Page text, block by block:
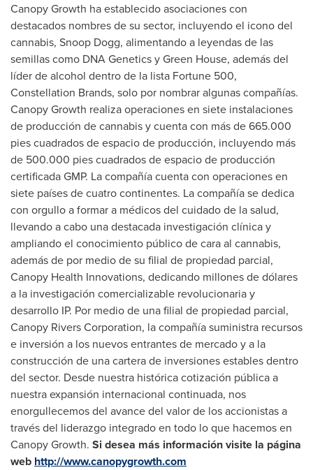
Canopy Growth ha establecido asociaciones con
destacados nombres de su sector, incluyendo el icono del
cannabis, Snoop Dogg, alimentando a leyendas de las
semillas como DNA Genetics y Green House, además del
líder de alcohol dentro de la lista Fortune 500,
Constellation Brands, solo por nombrar algunas compañías.
Canopy Growth realiza operaciones en siete instalaciones
de producción de cannabis y cuenta con más de 665.000
pies cuadrados de espacio de producción, incluyendo más
de 500.000 pies cuadrados de espacio de producción
certificada GMP. La compañía cuenta con operaciones en
siete países de cuatro continentes. La compañía se dedica
con orgullo a formar a médicos del cuidado de la salud,
llevando a cabo una destacada investigación clínica y
ampliando el conocimiento público de cara al cannabis,
además de por medio de su filial de propiedad parcial,
Canopy Health Innovations, dedicando millones de dólares
a la investigación comercializable revolucionaria y
desarrollo IP. Por medio de una filial de propiedad parcial,
Canopy Rivers Corporation, la compañía suministra recursos
e inversión a los nuevos entrantes de mercado y a la
construcción de una cartera de inversiones estables dentro
del sector. Desde nuestra histórica cotización pública a
nuestra expansión internacional continuada, nos
enorgullecemos del avance del valor de los accionistas a
través del liderazgo integrado en todo lo que hacemos en
Canopy Growth. Si desea más información visite la página
web http://www.canopygrowth.com